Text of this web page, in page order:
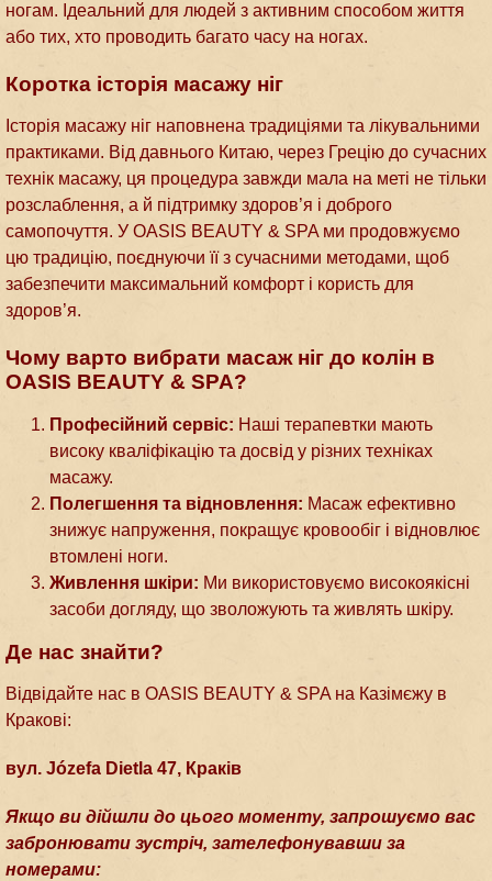
ногам. Ідеальний для людей з активним способом життя
або тих, хто проводить багато часу на ногах.
Коротка історія масажу ніг
Історія масажу ніг наповнена традиціями та лікувальними
практиками. Від давнього Китаю, через Грецію до сучасних
технік масажу, ця процедура завжди мала на меті не тільки
розслаблення, а й підтримку здоров’я і доброго
самопочуття. У OASIS BEAUTY & SPA ми продовжуємо
цю традицію, поєднуючи її з сучасними методами, щоб
забезпечити максимальний комфорт і користь для
здоров’я.
Чому варто вибрати масаж ніг до колін в
OASIS BEAUTY & SPA?
Професійний сервіс: Наші терапевтки мають
високу кваліфікацію та досвід у різних техніках
масажу.
Полегшення та відновлення: Масаж ефективно
знижує напруження, покращує кровообіг і відновлює
втомлені ноги.
Живлення шкіри: Ми використовуємо високоякісні
засоби догляду, що зволожують та живлять шкіру.
Де нас знайти?
Відвідайте нас в OASIS BEAUTY & SPA на Казімєжу в
Кракові:
вул. Józefa Dietla 47, Краків
Якщо ви дійшли до цього моменту, запрошуємо вас
забронювати зустріч, зателефонувавши за
номерами: